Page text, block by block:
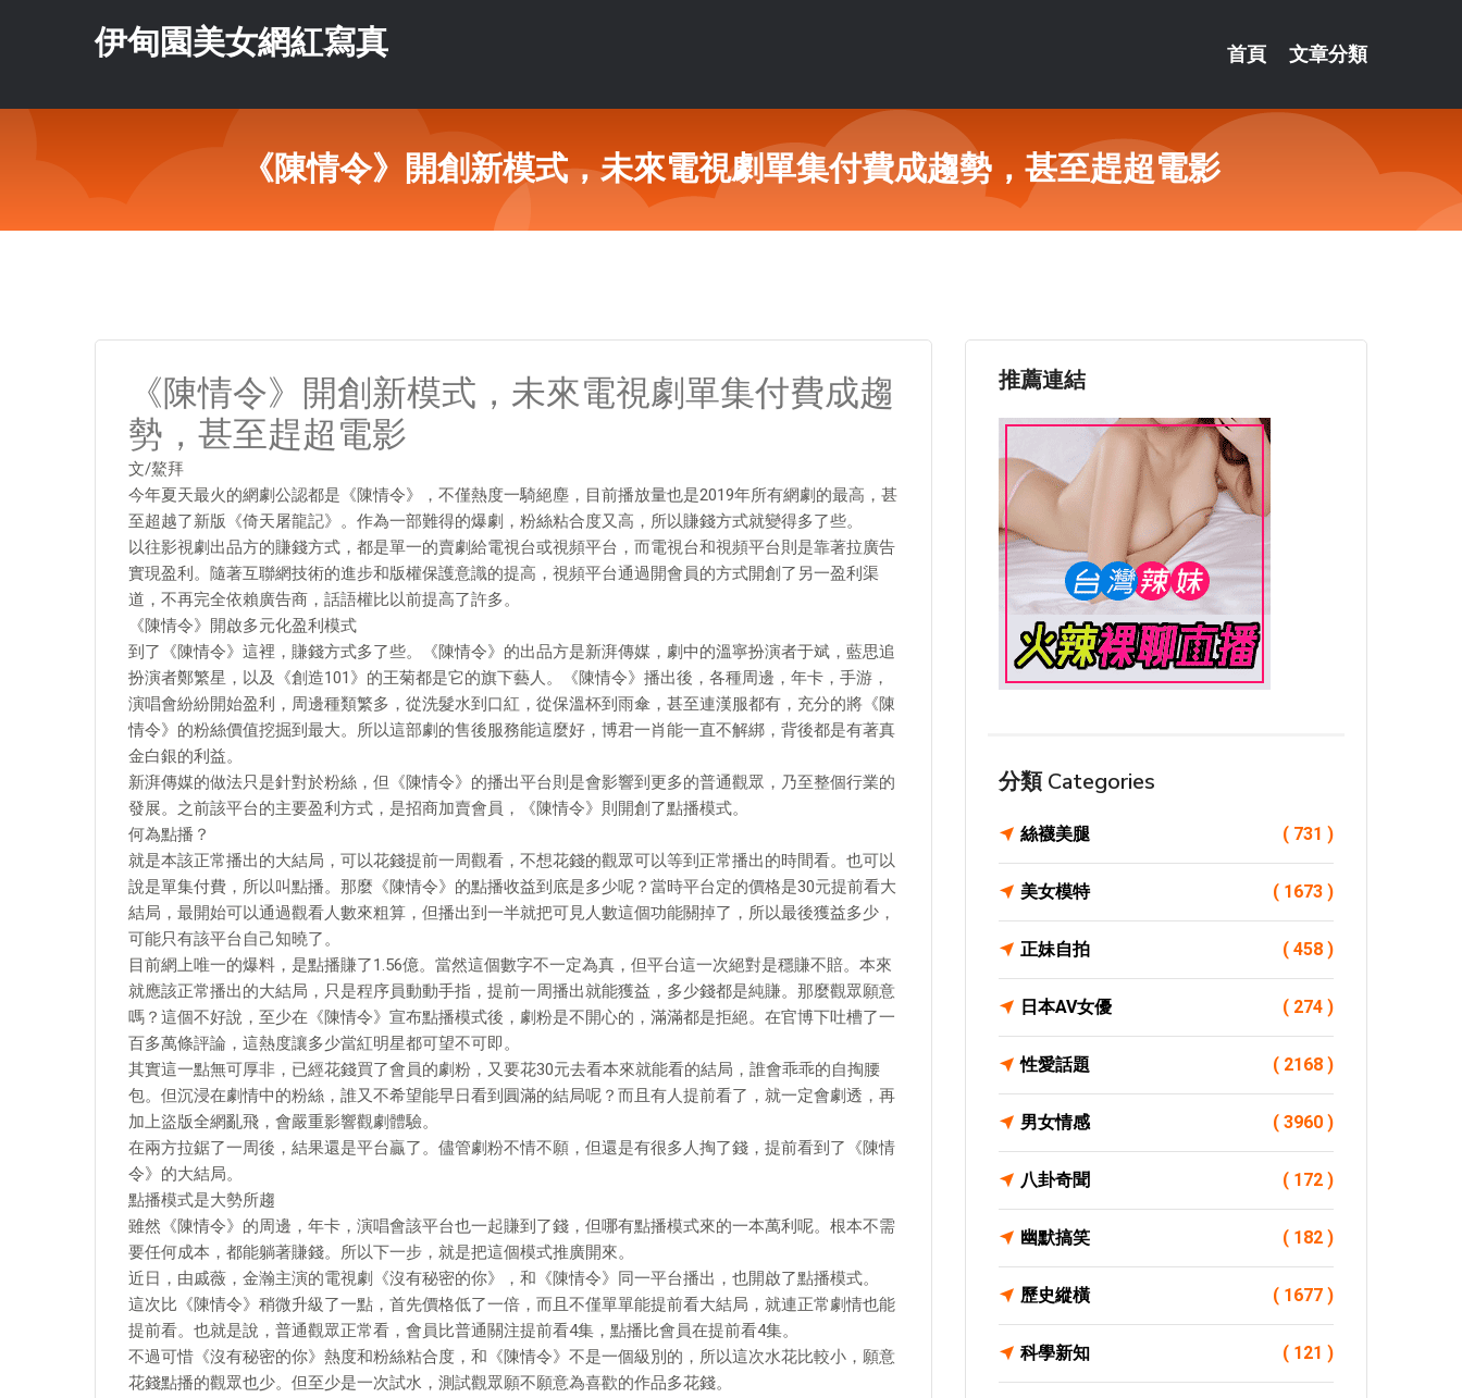
伊甸園美女網紅寫真 首頁 文章分類
《陳情令》開創新模式，未來電視劇單集付費成趨勢，甚至趕超電影
《陳情令》開創新模式，未來電視劇單集付費成趨
勢，甚至趕超電影
文/鰲拜
今年夏天最火的網劇公認都是《陳情令》，不僅熱度一騎絕塵，目前播放量也是2019年所有網劇的最高，甚
至超越了新版《倚天屠龍記》。作為一部難得的爆劇，粉絲粘合度又高，所以賺錢方式就變得多了些。
以往影視劇出品方的賺錢方式，都是單一的賣劇給電視台或視頻平台，而電視台和視頻平台則是靠著拉廣告
實現盈利。隨著互聯網技術的進步和版權保護意識的提高，視頻平台通過開會員的方式開創了另一盈利渠
道，不再完全依賴廣告商，話語權比以前提高了許多。
《陳情令》開啟多元化盈利模式
到了《陳情令》這裡，賺錢方式多了些。《陳情令》的出品方是新湃傳媒，劇中的溫寧扮演者于斌，藍思追
扮演者鄭繁星，以及《創造101》的王菊都是它的旗下藝人。《陳情令》播出後，各種周邊，年卡，手游，
演唱會紛紛開始盈利，周邊種類繁多，從洗髮水到口紅，從保溫杯到雨傘，甚至連漢服都有，充分的將《陳
情令》的粉絲價值挖掘到最大。所以這部劇的售後服務能這麼好，博君一肖能一直不解綁，背後都是有著真
金白銀的利益。
新湃傳媒的做法只是針對於粉絲，但《陳情令》的播出平台則是會影響到更多的普通觀眾，乃至整個行業的
發展。之前該平台的主要盈利方式，是招商加賣會員，《陳情令》則開創了點播模式。
何為點播？
就是本該正常播出的大結局，可以花錢提前一周觀看，不想花錢的觀眾可以等到正常播出的時間看。也可以
說是單集付費，所以叫點播。那麼《陳情令》的點播收益到底是多少呢？當時平台定的價格是30元提前看大
結局，最開始可以通過觀看人數來粗算，但播出到一半就把可見人數這個功能關掉了，所以最後獲益多少，
可能只有該平台自己知曉了。
​目前網上唯一的爆料，是點播賺了1.56億。當然這個數字不一定為真，但平台這一次絕對是穩賺不賠。本來
就應該正常播出的大結局，只是程序員動動手指，提前一周播出就能獲益，多少錢都是純賺。那麼觀眾願意
嗎？這個不好說，至少在《陳情令》宣布點播模式後，劇粉是不開心的，滿滿都是拒絕。在官博下吐槽了一
百多萬條評論，這熱度讓多少當紅明星都可望不可即。
其實這一點無可厚非，已經花錢買了會員的劇粉，又要花30元去看本來就能看的結局，誰會乖乖的自掏腰
包。但沉浸在劇情中的粉絲，誰又不希望能早日看到圓滿的結局呢？而且有人提前看了，就一定會劇透，再
加上盜版全網亂飛，會嚴重影響觀劇體驗。
在兩方拉鋸了一周後，結果還是平台贏了。儘管劇粉不情不願，但還是有很多人掏了錢，提前看到了《陳情
令》的大結局。
點播模式是大勢所趨
雖然《陳情令》的周邊，年卡，演唱會該平台也一起賺到了錢，但哪有點播模式來的一本萬利呢。根本不需
要任何成本，都能躺著賺錢。所以下一步，就是把這個模式推廣開來。
近日，由戚薇，金瀚主演的電視劇《沒有秘密的你》，和《陳情令》同一平台播出，也開啟了點播模式。
這次比《陳情令》稍微升級了一點，首先價格低了一倍，而且不僅單單能提前看大結局，就連正常劇情也能
提前看。也就是說，普通觀眾正常看，會員比普通關注提前看4集，點播比會員在提前看4集。
不過可惜《沒有秘密的你》熱度和粉絲粘合度，和《陳情令》不是一個級別的，所以這次水花比較小，願意
花錢點播的觀眾也少。但至少是一次試水，測試觀眾願不願意為喜歡的作品多花錢。
推薦連結
分類 Categories
絲襪美腿 ( 731 )
美女模特 ( 1673 )
正妹自拍 ( 458 )
日本AV女優 ( 274 )
性愛話題 ( 2168 )
男女情感 ( 3960 )
八卦奇聞 ( 172 )
幽默搞笑 ( 182 )
歷史縱橫 ( 1677 )
科學新知 ( 121 )